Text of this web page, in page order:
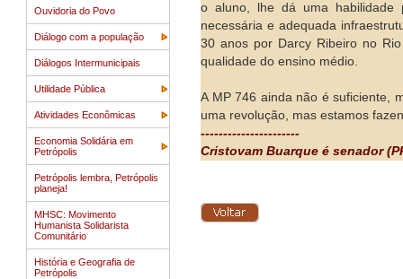
Ouvidoria do Povo
Diálogo com a população
Diálogos Intermunicipais
Utilidade Pública
Atividades Econômicas
Economia Solidária em
Petrópolis
Petrópolis lembra, Petrópolis
planeja!
MHSC: Movimento
Humanista Solidarista
Comunitário
História e Geografia de
Petrópolis
o aluno, lhe dá uma habilidade
necessária e adequada
30 anos por Darcy Ribeiro no
qualidade do ensino médio.
A MP 746 ainda não é suficiente,
uma revolução, mas estamos
----------------------
Cristovam Buarque é senador